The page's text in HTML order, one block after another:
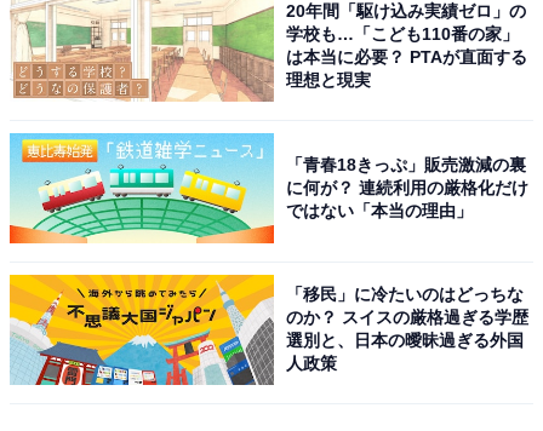
20年間「駆け込み実績ゼロ」の
学校も…「こども110番の家」
は本当に必要？ PTAが直面する
理想と現実
「青春18きっぷ」販売激減の裏
に何が？ 連続利用の厳格化だけ
ではない「本当の理由」
「移民」に冷たいのはどっちな
のか？ スイスの厳格過ぎる学歴
選別と、日本の曖昧過ぎる外国
人政策